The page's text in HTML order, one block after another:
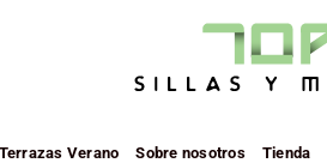
Verano Sobre nosotros Tienda